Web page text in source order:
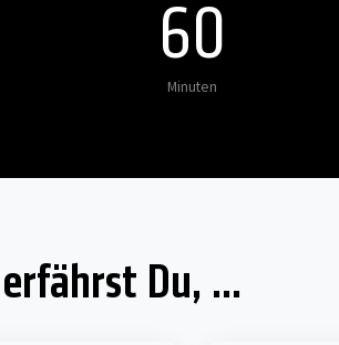
60
Minuten
Du, ...